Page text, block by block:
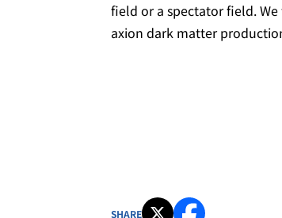
field or a spectator field.
axion dark matter
SHARE